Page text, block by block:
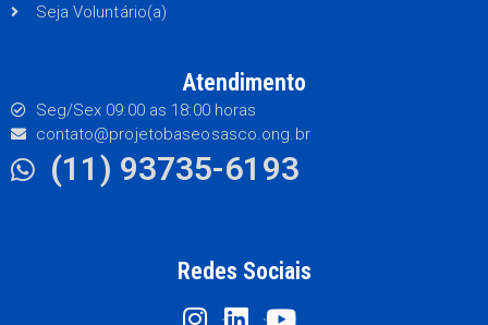
Seja Voluntário(a)
Atendimento
Seg/Sex 09:00 as 18:00 horas
contato@projetobaseosasco.ong.br
(11) 93735-6193
Redes Sociais